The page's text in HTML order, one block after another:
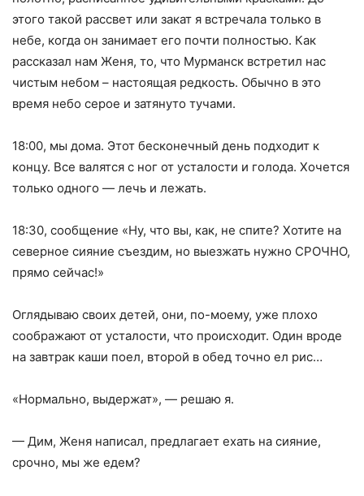
этого такой рассвет или закат я встречала только в
небе, когда он занимает его почти полностью. Как
рассказал нам Женя, то, что Мурманск встретил нас
чистым небом – настоящая редкость. Обычно в это
время небо серое и затянуто тучами.
18:00, мы дома. Этот бесконечный день подходит к
концу. Все валятся с ног от усталости и голода. Хочется
только одного — лечь и лежать.
18:30, сообщение «Ну, что вы, как, не спите? Хотите на
северное сияние съездим, но выезжать нужно СРОЧНО,
прямо сейчас!»
Оглядываю своих детей, они, по-моему, уже плохо
соображают от усталости, что происходит. Один вроде
на завтрак каши поел, второй в обед точно ел рис…
«Нормально, выдержат», — решаю я.
— Дим, Женя написал, предлагает ехать на сияние,
срочно, мы же едем?